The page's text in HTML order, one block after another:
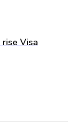
Visa